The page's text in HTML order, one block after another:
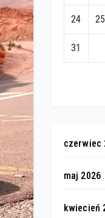
24 25
31
czerwiec
maj 2026
kwiecień